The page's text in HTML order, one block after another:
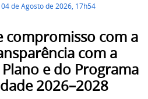
de Agosto de 2026, 17h54
compromisso com a
com a
e do Programa
2026–2028